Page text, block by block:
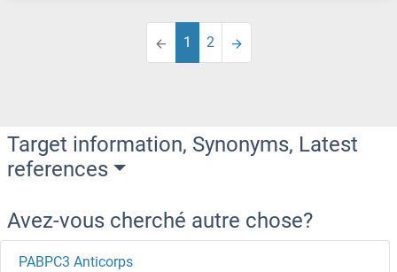
1 2
Target information, Synonyms, Latest
references
Avez-vous cherché autre chose?
PABPC3 Anticorps